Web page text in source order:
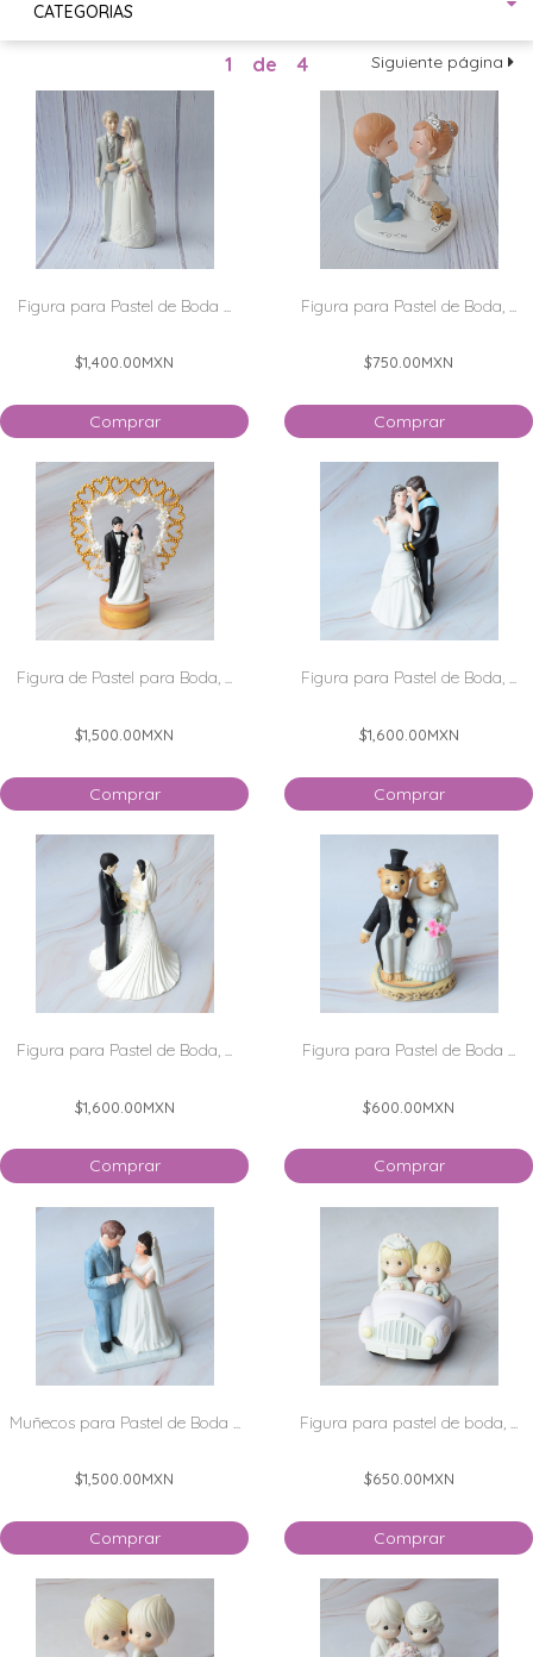
CATEGORIAS
1 de 4 Siguiente página
Figura para Pastel de Boda ...
$1,400.00MXN
Comprar
Figura para Pastel de Boda, ...
$750.00MXN
Comprar
Figura de Pastel para Boda, ...
$1,500.00MXN
Comprar
Figura para Pastel de Boda, ...
$1,600.00MXN
Comprar
Figura para Pastel de Boda, ...
$1,600.00MXN
Comprar
Figura para Pastel de Boda ...
$600.00MXN
Comprar
Muñecos para Pastel de Boda ...
$1,500.00MXN
Comprar
Figura para pastel de boda, ...
$650.00MXN
Comprar